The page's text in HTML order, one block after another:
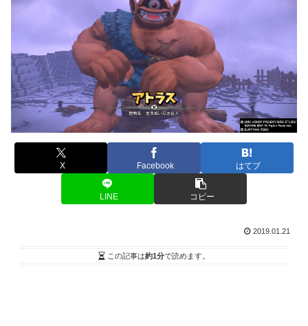
X Facebook はてブ
LINE コピー
2019.01.21
この記事は約1分で読めます。